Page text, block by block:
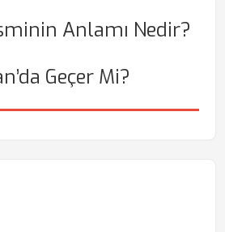
Anlamı Nedir?
Geçer Mi?